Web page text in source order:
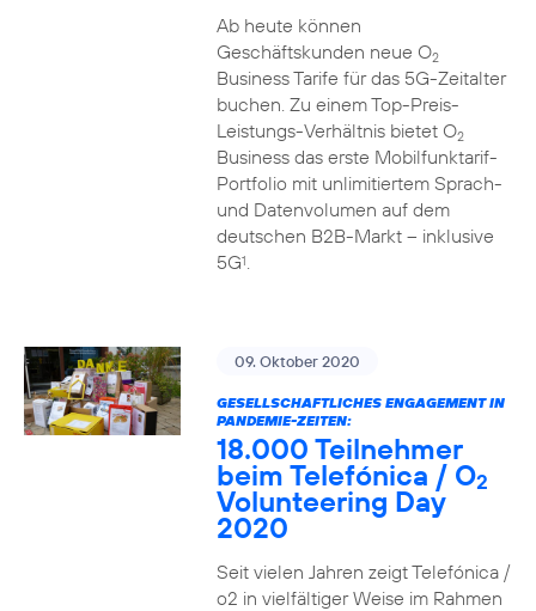
Ab heute können
Geschäftskunden neue O2
Business Tarife für das 5G-Zeitalter
buchen. Zu einem Top-Preis-
Leistungs-Verhältnis bietet O2
Business das erste Mobilfunktarif-
Portfolio mit unlimitiertem Sprach-
und Datenvolumen auf dem
deutschen B2B-Markt – inklusive
5G1.
09. Oktober 2020
GESELLSCHAFTLICHES ENGAGEMENT IN
PANDEMIE-ZEITEN:
18.000 Teilnehmer
beim Telefónica / O2
Volunteering Day
2020
Seit vielen Jahren zeigt Telefónica /
o2 in vielfältiger Weise im Rahmen